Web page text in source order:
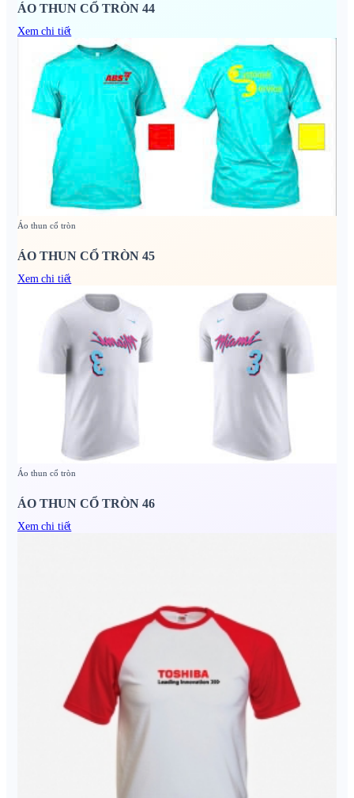
ÁO THUN CỔ TRÒN 44
Xem chi tiết
Áo thun cổ tròn
ÁO THUN CỔ TRÒN 45
Xem chi tiết
Áo thun cổ tròn
ÁO THUN CỔ TRÒN 46
Xem chi tiết